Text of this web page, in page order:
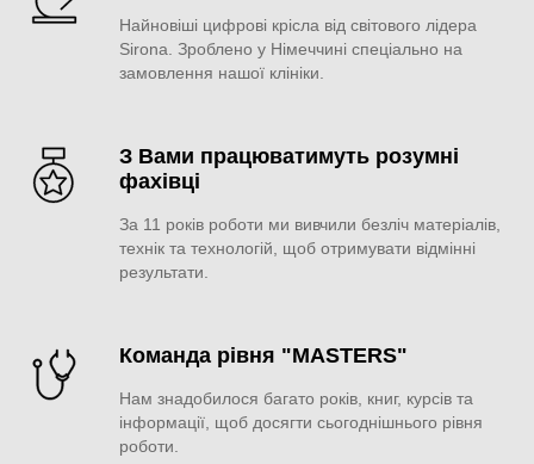
Найновіші цифрові крісла від світового лідера
Sirona. Зроблено у Німеччині спеціально на
замовлення нашої клініки.
З Вами працюватимуть розумні
фахівці
За 11 років роботи ми вивчили безліч матеріалів,
технік та технологій, щоб отримувати відмінні
результати.
Команда рівня "MASTERS"
Нам знадобилося багато років, книг, курсів та
інформації, щоб досягти сьогоднішнього рівня
роботи.